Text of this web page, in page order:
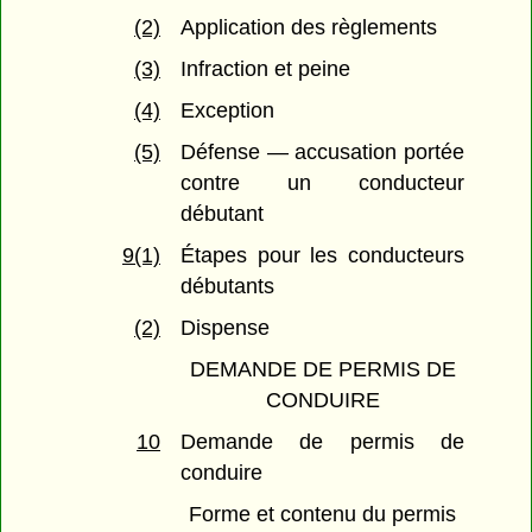
(2)
Application des règlements
(3)
Infraction et peine
(4)
Exception
(5)
Défense — accusation portée
contre un conducteur
débutant
9(1)
Étapes pour les conducteurs
débutants
(2)
Dispense
DEMANDE DE PERMIS DE
CONDUIRE
10
Demande de permis de
conduire
Forme et contenu du permis